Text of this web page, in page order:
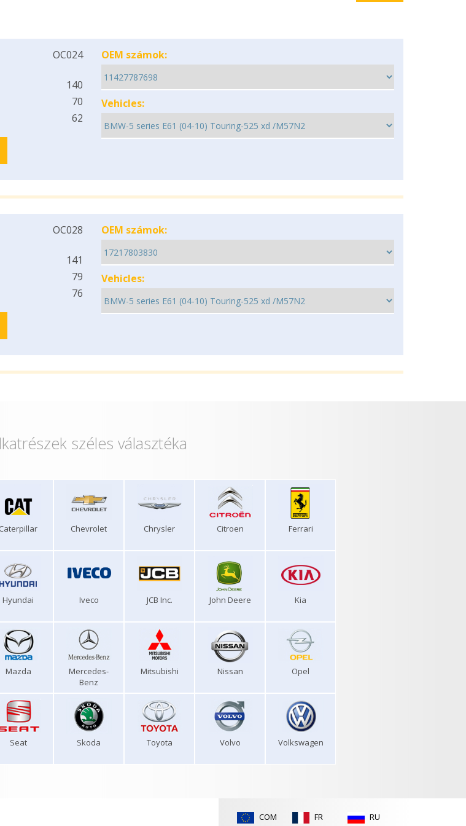
OC024
140
70
62
OEM számok:
Vehicles:
OC028
141
79
76
OEM számok:
Vehicles:
széles választéka
Caterpillar Chevrolet Chrysler Citroen Ferrari
Hyundai Iveco JCB Inc. John Deere Kia
Mazda
Mercedes-
Benz
Mitsubishi Nissan Opel
Seat Skoda Toyota Volvo Volkswagen
COM FR RU